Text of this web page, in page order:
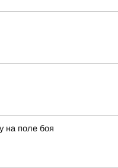
на поле боя